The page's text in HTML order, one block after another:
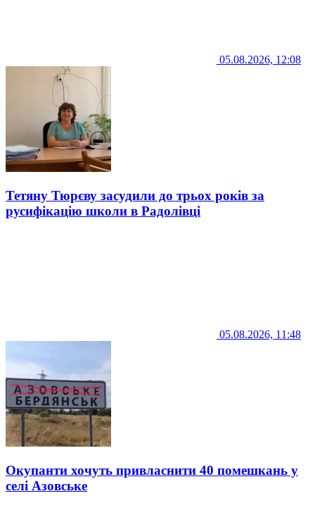
05.08.2026, 12:08
Тетяну Тюрєву засудили до трьох років за
русифікацію школи в Радолівці
05.08.2026, 11:48
Окупанти хочуть привласнити 40 помешкань у
селі Азовське